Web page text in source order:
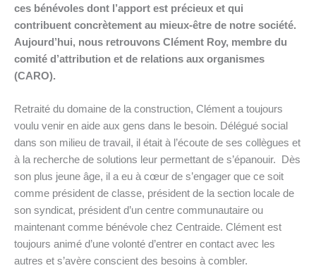
ces bénévoles dont l’apport est précieux et qui
contribuent concrètement au mieux-être de notre société.
Aujourd’hui, nous retrouvons Clément Roy, membre du
comité d’attribution et de relations aux organismes
(CARO).
Retraité du domaine de la construction, Clément a toujours
voulu venir en aide aux gens dans le besoin. Délégué social
dans son milieu de travail, il était à l’écoute de ses collègues et
à la recherche de solutions leur permettant de s’épanouir. Dès
son plus jeune âge, il a eu à cœur de s’engager que ce soit
comme président de classe, président de la section locale de
son syndicat, président d’un centre communautaire ou
maintenant comme bénévole chez Centraide. Clément est
toujours animé d’une volonté d’entrer en contact avec les
autres et s’avère conscient des besoins à combler.